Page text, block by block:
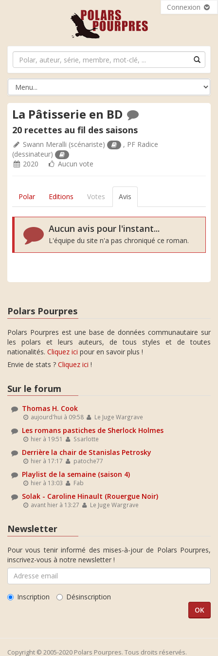
Connexion
La Pâtisserie en BD
20 recettes au fil des saisons
Swann Meralli (scénariste) , PF Radice
(dessinateur)
2020
Aucun vote
Polar Editions Votes Avis
Aucun avis pour l'instant...
L'équipe du site n'a pas chroniqué ce roman.
Polars Pourpres
Polars Pourpres est une base de données communautaire sur
les polars et leurs auteurs, de tous styles et de toutes
nationalités. Cliquez ici pour en savoir plus !
Envie de stats ? Cliquez ici !
Sur le forum
Thomas H. Cook
aujourd'hui à 09:58 Le Juge Wargrave
Les romans pastiches de Sherlock Holmes
hier à 19:51 Ssarlotte
Derrière la chair de Stanislas Petrosky
hier à 17:17 patoche77
Playlist de la semaine (saison 4)
hier à 13:03 Fab
Solak - Caroline Hinault (Rouergue Noir)
avant hier à 13:27 Le Juge Wargrave
Newsletter
Pour vous tenir informé des mises-à-jour de Polars Pourpres,
inscrivez-vous à notre newsletter !
Inscription Désinscription
Copyright © 2005-2020 Polars Pourpres. Tous droits réservés.